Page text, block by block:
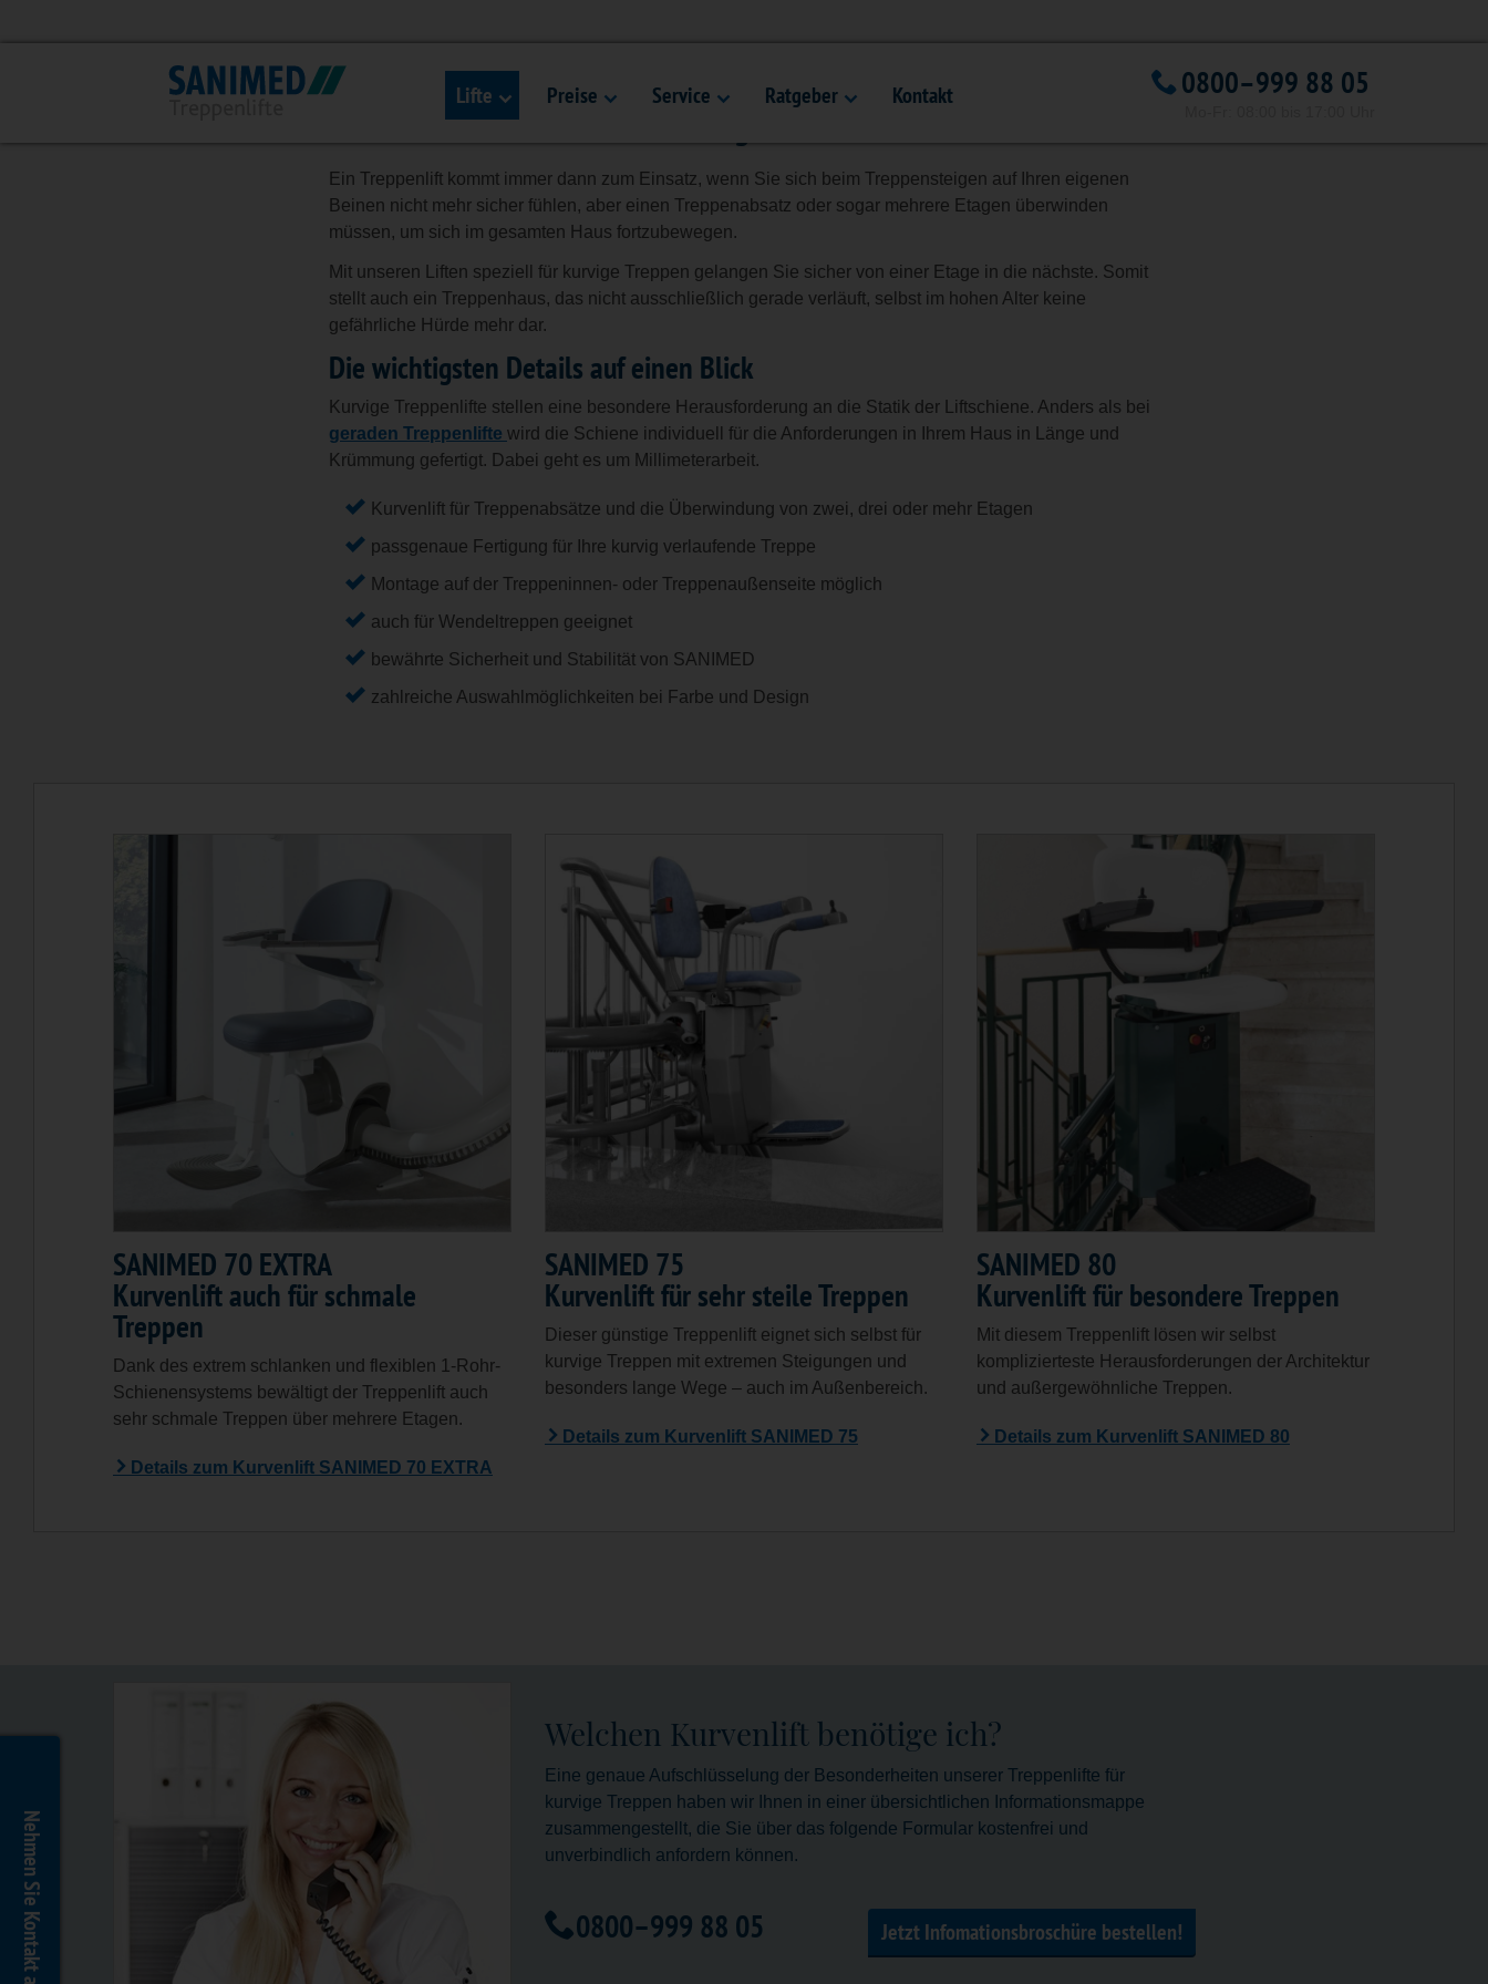
Lifte Preise Service Ratgeber Kontakt 0800–999 88 05
Unsere Treppenlifte für kurvige Treppen
Sichere Sitzlifte um mehrere Etagen sicher zu erreichen
Ein Treppenlift kommt immer dann zum Einsatz, wenn Sie sich beim Treppensteigen auf Ihren eigenen
Beinen nicht mehr sicher fühlen, aber einen Treppenabsatz oder sogar mehrere Etagen überwinden
müssen, um sich im gesamten Haus fortzubewegen.
Mit unseren Liften speziell für kurvige Treppen gelangen Sie sicher von einer Etage in die nächste. Somit
stellt auch ein Treppenhaus, das nicht ausschließlich gerade verläuft, selbst im hohen Alter keine
gefährliche Hürde mehr dar.
Die wichtigsten Details auf einen Blick
Kurvige Treppenlifte stellen eine besondere Herausforderung an die Statik der Liftschiene. Anders als bei
geraden Treppenlifte wird die Schiene individuell für die Anforderungen in Ihrem Haus in Länge und
Krümmung gefertigt. Dabei geht es um Millimeterarbeit.
Kurvenlift für Treppenabsätze und die Überwindung von zwei, drei oder mehr Etagen
passgenaue Fertigung für Ihre kurvig verlaufende Treppe
Montage auf der Treppeninnen- oder Treppenaußenseite möglich
auch für Wendeltreppen geeignet
bewährte Sicherheit und Stabilität von SANIMED
zahlreiche Auswahlmöglichkeiten bei Farbe und Design
SANIMED 70 EXTRA
Kurvenlift auch für schmale
Treppen
Dank des extrem schlanken und flexiblen 1-Rohr-
Schienensystems bewältigt der Treppenlift auch
sehr schmale Treppen über mehrere Etagen.
Details zum Kurvenlift SANIMED 70 EXTRA
SANIMED 75
Kurvenlift für sehr steile Treppen
Dieser günstige Treppenlift eignet sich selbst für
kurvige Treppen mit extremen Steigungen und
besonders lange Wege – auch im Außenbereich.
Details zum Kurvenlift SANIMED 75
SANIMED 80
Kurvenlift für besondere Treppen
Mit diesem Treppenlift lösen wir selbst
komplizierteste Herausforderungen der Architektur
und außergewöhnliche Treppen.
Details zum Kurvenlift SANIMED 80
Welchen Kurvenlift benötige ich?
Eine genaue Aufschlüsselung der Besonderheiten unserer Treppenlifte für
kurvige Treppen haben wir Ihnen in einer übersichtlichen Informationsmappe
zusammengestellt, die Sie über das folgende Formular kostenfrei und
unverbindlich anfordern können.
0800–999 88 05 Jetzt Infomationsbroschüre bestellen!